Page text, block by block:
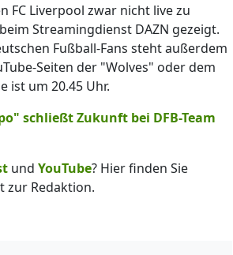
FC Liverpool zwar nicht live zu
Streamingdienst DAZN gezeigt.
Fußball-Fans steht außerdem
Seiten der "Wolves" oder dem
ist um 20.45 Uhr.
schließt Zukunft bei DFB-Team
und YouTube? Hier finden Sie
zur Redaktion.